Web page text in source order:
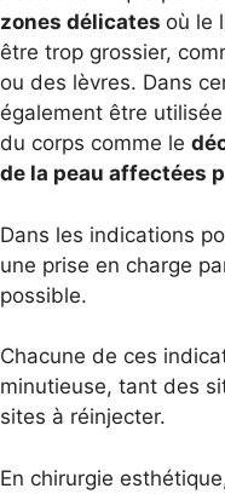
zones délicates où le
être trop grossier,
ou des lèvres. Dans
également être
du corps comme le dé
de la peau affectées
Dans les indications
une prise en charge
possible.
Chacune de ces
minutieuse, tant des
sites à réinjecter.
En chirurgie